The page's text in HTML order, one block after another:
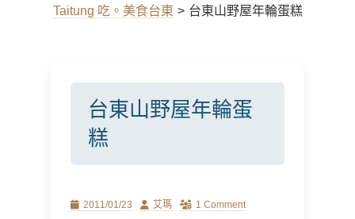
Taitung 吃。美食台東 > 台東山野屋年輪蛋糕
台東山野屋年輪蛋
糕
Posted2011/01/23 Author
艾瑪 1 Comment